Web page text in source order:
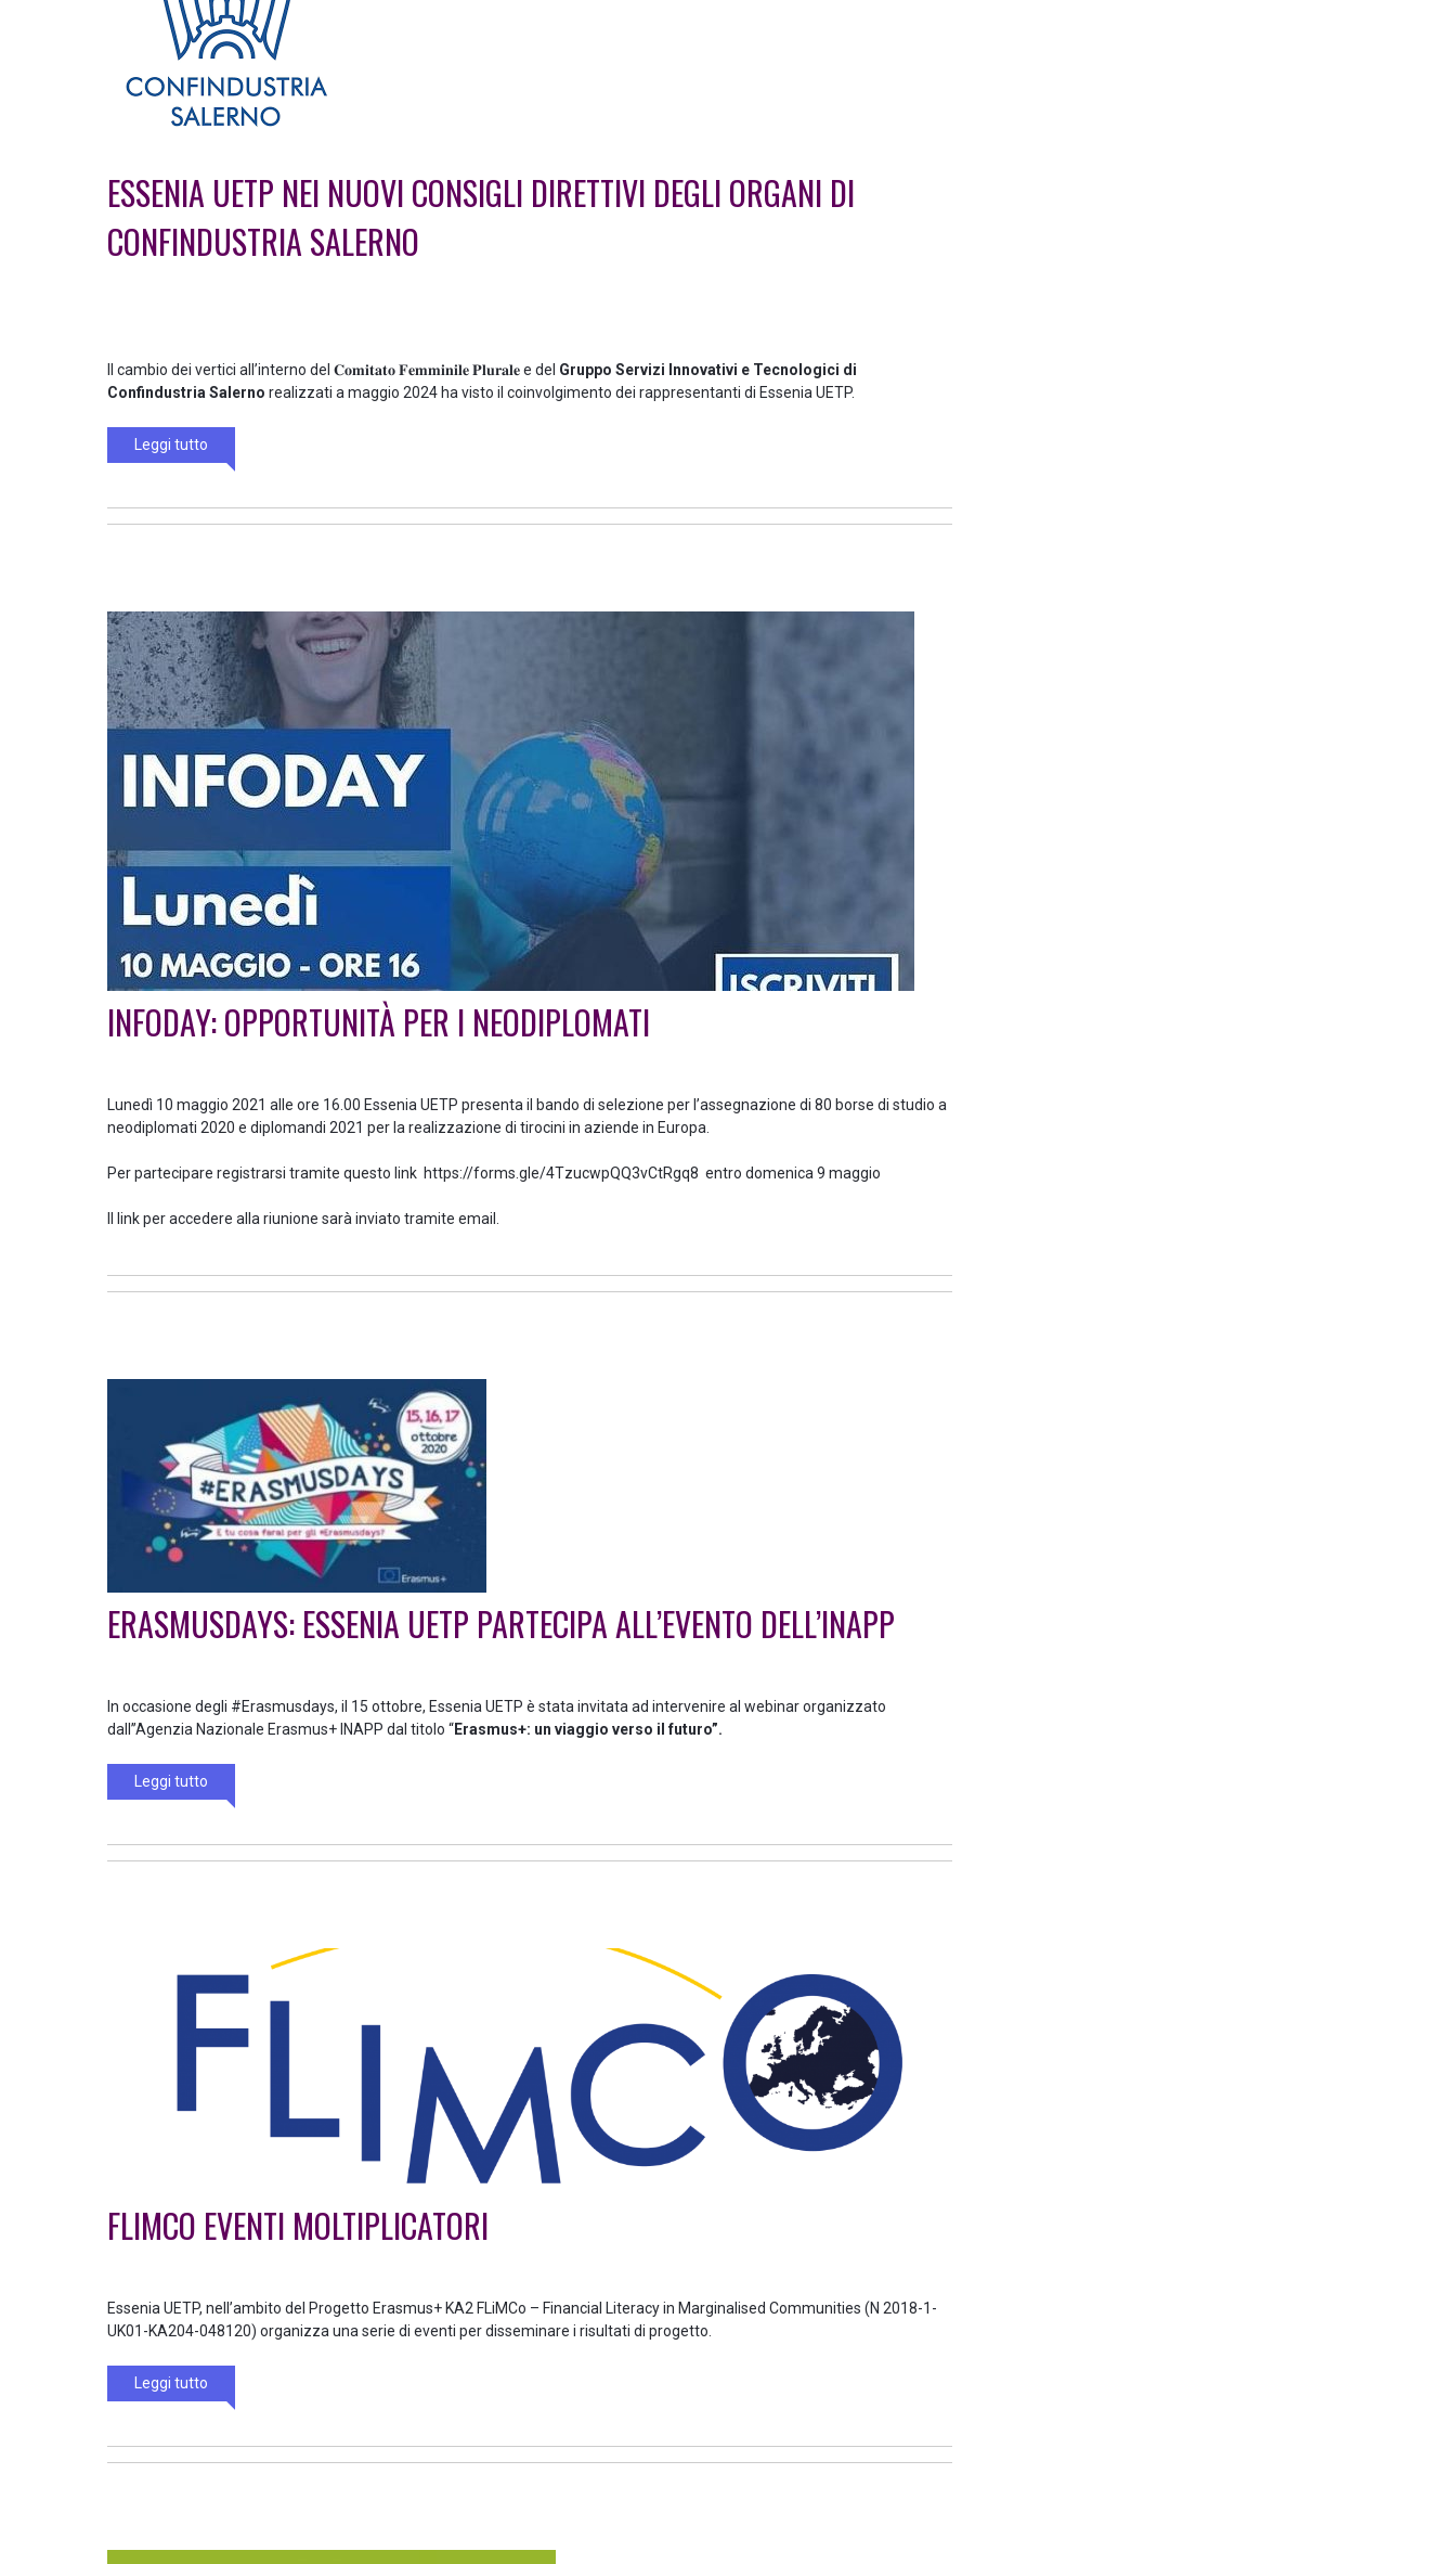
ESSENIA UETP NEI NUOVI CONSIGLI DIRETTIVI DEGLI ORGANI DI
CONFINDUSTRIA SALERNO
Il cambio dei vertici all’interno del 𝐂𝐨𝐦𝐢𝐭𝐚𝐭𝐨 𝐅𝐞𝐦𝐦𝐢𝐧𝐢𝐥𝐞 𝐏𝐥𝐮𝐫𝐚𝐥𝐞 e del Gruppo Servizi Innovativi e Tecnologici di
Confindustria Salerno realizzati a maggio 2024 ha visto il coinvolgimento dei rappresentanti di Essenia UETP.
Leggi tutto
INFODAY: OPPORTUNITÀ PER I NEODIPLOMATI
Lunedì 10 maggio 2021 alle ore 16.00 Essenia UETP presenta il bando di selezione per l’assegnazione di 80 borse di studio a
neodiplomati 2020 e diplomandi 2021 per la realizzazione di tirocini in aziende in Europa.
Per partecipare registrarsi tramite questo link https://forms.gle/4TzucwpQQ3vCtRgq8 entro domenica 9 maggio
Il link per accedere alla riunione sarà inviato tramite email.
ERASMUSDAYS: ESSENIA UETP PARTECIPA ALL’EVENTO DELL’INAPP
In occasione degli #Erasmusdays, il 15 ottobre, Essenia UETP è stata invitata ad intervenire al webinar organizzato
dall’’Agenzia Nazionale Erasmus+ INAPP dal titolo “Erasmus+: un viaggio verso il futuro”.
Leggi tutto
FLIMCO EVENTI MOLTIPLICATORI
Essenia UETP, nell’ambito del Progetto Erasmus+ KA2 FLiMCo – Financial Literacy in Marginalised Communities (N 2018-1-
UK01-KA204-048120) organizza una serie di eventi per disseminare i risultati di progetto.
Leggi tutto